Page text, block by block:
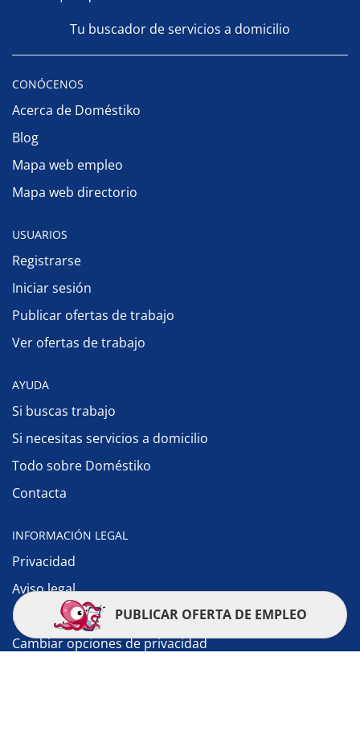
Tu buscador de servicios a domicilio
CONÓCENOS
Acerca de Doméstiko
Blog
Mapa web empleo
Mapa web directorio
USUARIOS
Registrarse
Iniciar sesión
Publicar ofertas de trabajo
Ver ofertas de trabajo
AYUDA
Si buscas trabajo
Si necesitas servicios a domicilio
Todo sobre Doméstiko
Contacta
INFORMACIÓN LEGAL
Privacidad
Aviso legal
Política de cookies
Cambiar opciones de privacidad
PUBLICAR OFERTA DE EMPLEO